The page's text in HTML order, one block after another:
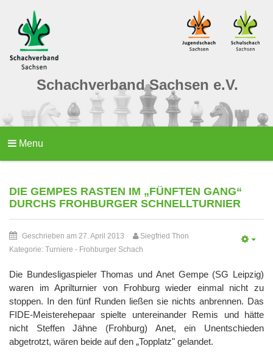
Schachverband Sachsen e.V.
Menu
DIE GEMPES RASTEN IM „FÜNFTEN GANG“
DURCHS FROHBURGER SCHNELLTURNIER
Geschrieben am 27. April 2013
Siegfried Thon
Kategorie: Turniere - Frohburger Schach
Die Bundesligaspieler Thomas und Anet Gempe (SG Leipzig)
waren im Aprilturnier von Frohburg wieder einmal nicht zu
stoppen. In den fünf Runden ließen sie nichts anbrennen. Das
FIDE-Meisterehepaar spielte untereinander Remis und hätte
nicht Steffen Jähne (Frohburg) Anet, ein Unentschieden
abgetrotzt, wären beide auf den „Topplatz" gelandet.